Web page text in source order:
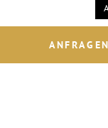
ANFRAGEN